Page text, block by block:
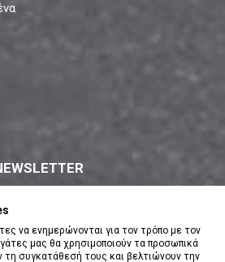
να ενημερώνονται για τον τρόπο με τον
μας θα χρησιμοποιούν τα προσωπικά
τη συγκατάθεσή τους και βελτιώνουν την